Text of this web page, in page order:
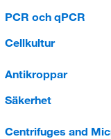
PCR och qPCR
Cellkultur
Antikroppar
Säkerhet
Centrifuges and